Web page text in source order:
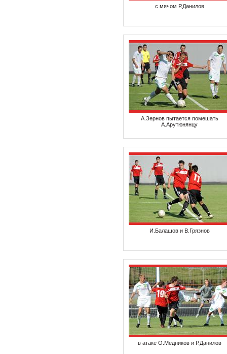
с мячом Р.Данилов
А.Зернов пытается помешать
А.Арутюнянцу
И.Балашов и В.Грязнов
в атаке О.Медников и Р.Данилов